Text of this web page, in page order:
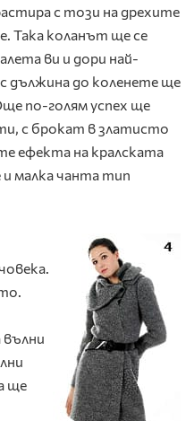
с този на дрехите
Така коланът ще се
ви и дори най-
дължина до коленете ще
по-голям успех ще
с брокат в златисто
ефекта на кралската
малка чанта тип
вълни
ще